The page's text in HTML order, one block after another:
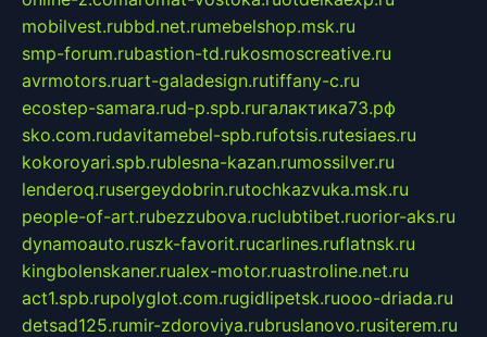
mobilvest.rubbd.net.rumebelshop.msk.ru
smp-forum.rubastion-td.rukosmoscreative.ru
avrmotors.ruart-galadesign.rutiffany-c.ru
ecostep-samara.rud-p.spb.ruгалактика73.рф
sko.com.rudavitamebel-spb.rufotsis.rutesiaes.ru
kokoroyari.spb.rublesna-kazan.rumossilver.ru
lenderoq.rusergeydobrin.rutochkazvuka.msk.ru
people-of-art.rubezzubova.ruclubtibet.ruorior-aks.ru
dynamoauto.ruszk-favorit.rucarlines.ruflatnsk.ru
kingbolenskaner.rualex-motor.ruastroline.net.ru
act1.spb.rupolyglot.com.rugidlipetsk.ruooo-driada.ru
detsad125.rumir-zdoroviya.rubruslanovo.rusiterem.ru